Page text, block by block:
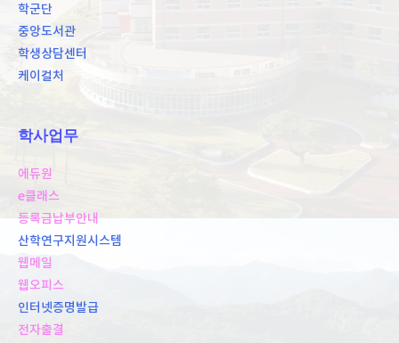
학군단
중앙도서관
학생상담센터
케이컬처
학사업무
에듀원
e클래스
등록금납부안내
산학연구지원시스템
웹메일
웹오피스
인터넷증명발급
전자출결